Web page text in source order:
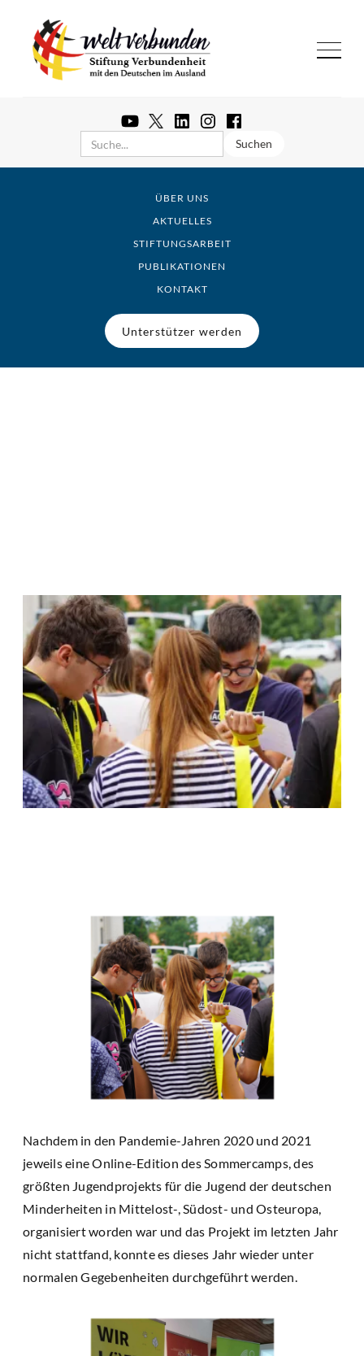
ÜBER UNS
AKTUELLES
STIFTUNGSARBEIT
PUBLIKATIONEN
KONTAKT
Unterstützer werden
Nachdem in den Pandemie-Jahren 2020 und 2021
jeweils eine Online-Edition des Sommercamps, des
größten Jugendprojekts für die Jugend der deutschen
Minderheiten in Mittelost-, Südost- und Osteuropa,
organisiert worden war und das Projekt im letzten Jahr
nicht stattfand, konnte es dieses Jahr wieder unter
normalen Gegebenheiten durchgeführt werden.